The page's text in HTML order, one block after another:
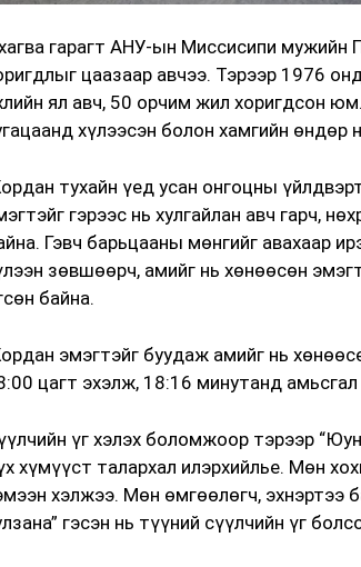
гарагт АНУ-ын Миссисипи
цаазаар авчээ. Тэрээр 1976
ял авч, 50 орчим жил хоригдсон
хүлээсэн болон хамгийн
тухайн үед усан онгоцны
гэрээс нь хулгайлан авч гарч,
Гэвч барьцааны мөнгийг авахаар
зөвшөөрч, амийг нь хөнөөсөн
байна.
эмэгтэйг буудаж амийг нь
цагт эхэлж, 18:16 минутанд
үг хэлэх боломжоор тэрээр
хүмүүст талархал илэрхийлье. Мөн
хэлжээ. Мөн өмгөөлөгч, эхнэртээ
гэсэн нь түүний сүүлчийн үг